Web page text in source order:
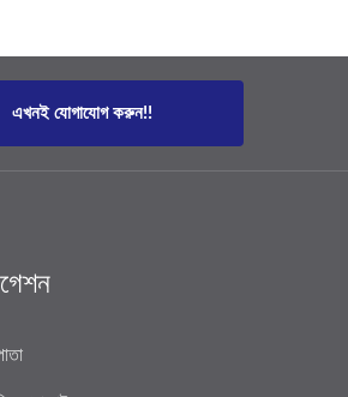
এখনই যোগাযোগ করুন!!